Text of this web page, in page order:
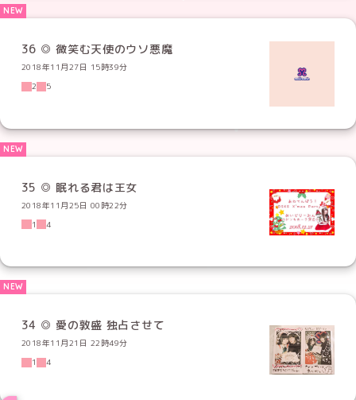
36 ◎ 微笑む天使のウソ悪魔
2018年11月27日 15時39分
2
5
35 ◎ 眠れる君は王女
2018年11月25日 00時22分
1
4
34 ◎ 愛の敦盛 独占させて
2018年11月21日 22時49分
1
4